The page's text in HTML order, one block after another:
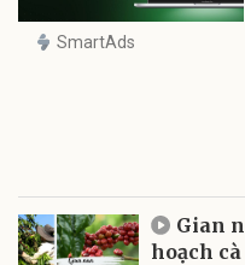
SmartAds
Gian
hoạch